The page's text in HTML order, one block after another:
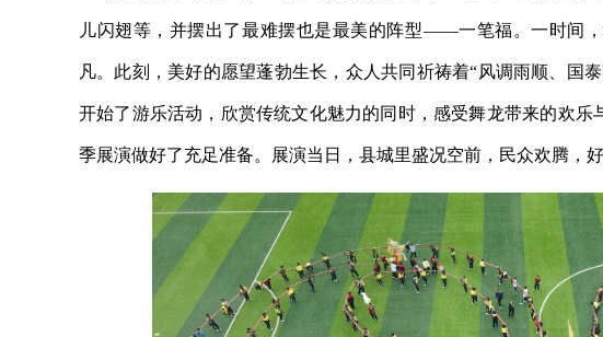
儿闪翅等，并摆出了最难摆也是最美的阵型——一笔福。一时间
凡。此刻，美好的愿望蓬勃生长，众人共同祈祷着“风调雨顺、国
开始了游乐活动，欣赏传统文化魅力的同时，感受舞龙带来的欢
季展演做好了充足准备。展演当日，县城里盛况空前，民众欢腾，好